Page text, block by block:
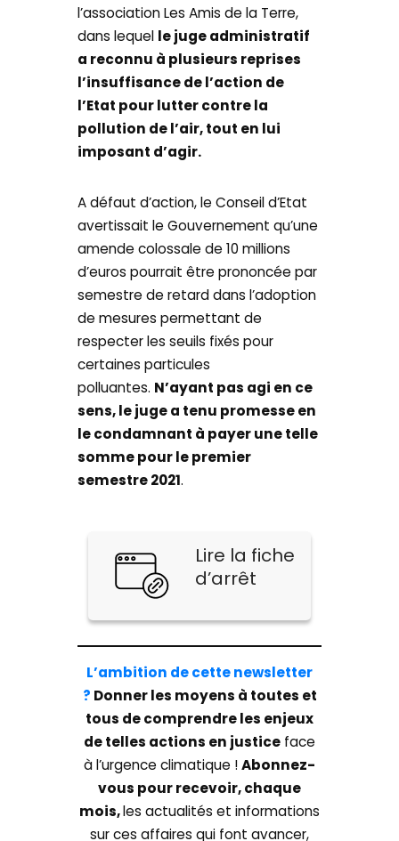
l’association Les Amis de la Terre,
dans lequel le juge administratif
a reconnu à plusieurs reprises
l’insuffisance de l’action de
l’Etat pour lutter contre la
pollution de l’air, tout en lui
imposant d’agir.
A défaut d’action, le Conseil d’Etat
avertissait le Gouvernement qu’une
amende colossale de 10 millions
d’euros pourrait être prononcée par
semestre de retard dans l’adoption
de mesures permettant de
respecter les seuils fixés pour
certaines particules
polluantes. N’ayant pas agi en ce
sens, le juge a tenu promesse en
le condamnant à payer une telle
somme pour le premier
semestre 2021.
Lire la fiche
d’arrêt
L’ambition de cette newsletter
? Donner les moyens à toutes et
tous de comprendre les enjeux
de telles actions en justice face
à l’urgence climatique !Abonnez-
vous pour recevoir, chaque
mois,les actualités et informations
sur ces affaires qui font avancer,